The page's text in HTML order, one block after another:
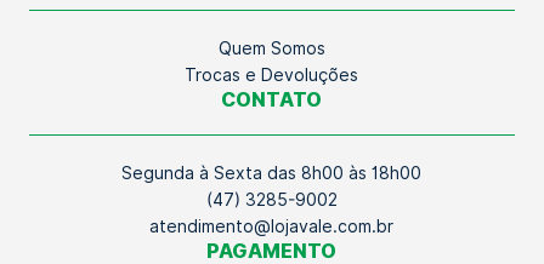
Quem Somos
Trocas e Devoluções
CONTATO
Segunda à Sexta das 8h00 às 18h00
(47) 3285-9002
atendimento@lojavale.com.br
PAGAMENTO